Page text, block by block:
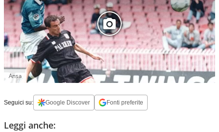
Ansa
Seguici su: Google Discover Fonti preferite
Leggi anche: